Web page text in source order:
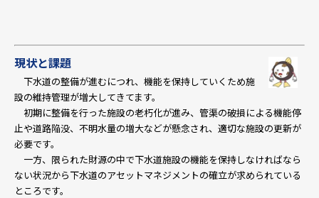
現状と課題
下水道の整備が進むにつれ、機能を保持していくため施
設の維持管理が増大してきてます。
初期に整備を行った施設の老朽化が進み、管渠の破損による機能停
止や道路陥没、不明水量の増大などが懸念され、適切な施設の更新が
必要です。
一方、限られた財源の中で下水道施設の機能を保持しなければなら
ない状況から下水道のアセットマネジメントの確立が求められている
ところです。